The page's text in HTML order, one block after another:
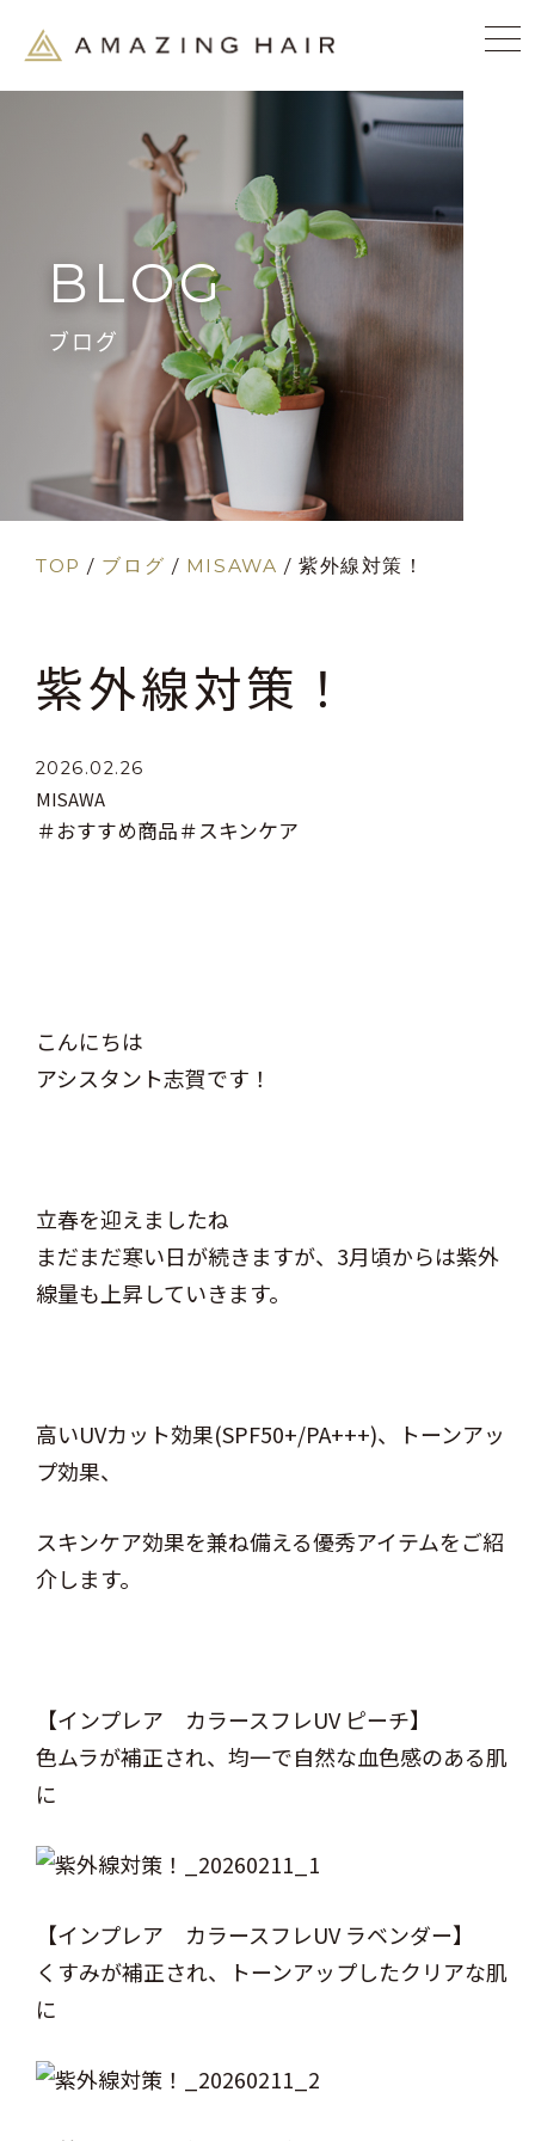
BLOG
ブログ
TOP / ブログ / MISAWA /紫外線対策！
紫外線対策！
2026.02.26
MISAWA
＃おすすめ商品＃スキンケア
こんにちは
アシスタント志賀です！
立春を迎えましたね
まだまだ寒い日が続きますが、3月頃からは紫外
線量も上昇していきます。
高いUVカット効果(SPF50+/PA+++)、トーンアッ
プ効果、
スキンケア効果を兼ね備える優秀アイテムをご紹
介します。
【インプレア カラースフレUV ピーチ】
色ムラが補正され、均一で自然な血色感のある肌
に
【インプレア カラースフレUV ラベンダー】
くすみが補正され、トーンアップしたクリアな肌
に